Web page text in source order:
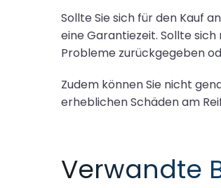
Sollte Sie sich für den Kauf
eine Garantiezeit. Sollte
Probleme zurückgegeben
Zudem können Sie nicht
erheblichen Schäden am
Verwandte